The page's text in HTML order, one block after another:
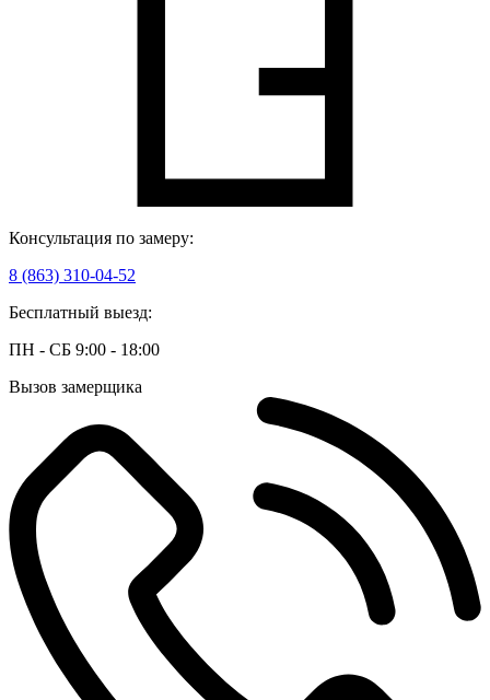
Консультация по замеру:
8 (863) 310-04-52
Бесплатный выезд:
ПН - СБ 9:00 - 18:00
Вызов замерщика